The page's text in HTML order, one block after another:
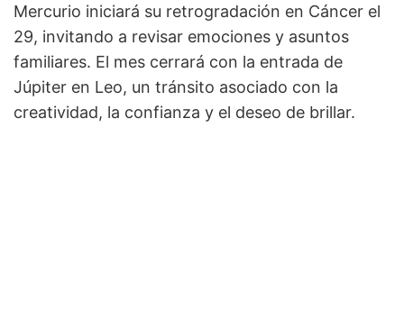
Mercurio iniciará su retrogradación en Cáncer el
29, invitando a revisar emociones y asuntos
familiares. El mes cerrará con la entrada de
Júpiter en Leo, un tránsito asociado con la
creatividad, la confianza y el deseo de brillar.